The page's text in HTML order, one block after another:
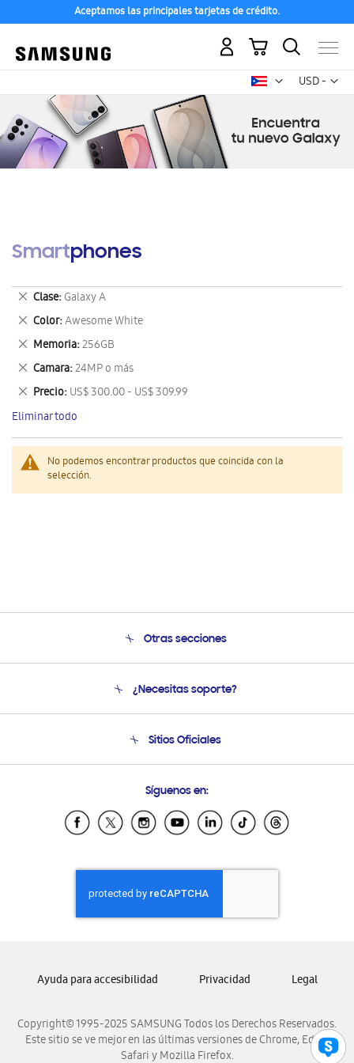
Aceptamos las principales tarjetas de crédito.
USD -
dólar
Mi carrito
Smartphones
No podemos encontrar productos que coincida con la
selección.
Clase Galaxy A
Eliminar
este
artículo
Color Awesome White
Eliminar
este
artículo
Memoria 256GB
Eliminar
este
artículo
Camara 24MP o más
Eliminar
este
artículo
Precio US$ 300.00 - US$ 309.99
Eliminar
este
artículo
Eliminar todo
Otras secciones
Soporte
Condiciones de Compra
¿Necesitas soporte?
Soporte vía eMail
Sitios Oficiales
Samsung Ecuador
Samsung El Salvador
Samsung Honduras
Samsung Nicaragua
Samsung Panamá
Samsung Venezuela
Síguenos en:
Copyright© 1995-2025 SAMSUNG Todos los Derechos Reservados.
Este sitio se ve mejor en las últimas versiones de Chrome, Edge,
Safari y Mozilla Firefox.
Ayuda para accesibilidad Privacidad Legal